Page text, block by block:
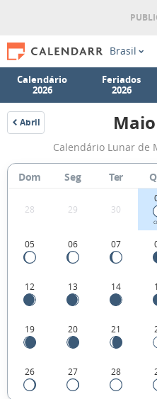
Brasil
Calendário
2026
Feriados
2026
Abril
1912
Calendário Lunar de
Dom Seg Ter
28 29 30
05 06 07
12 13 14
19 20 21
26 27 28